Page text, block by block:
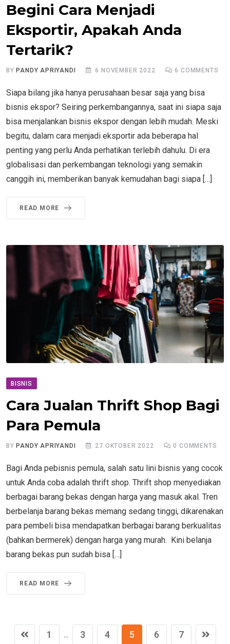
Begini Cara Menjadi
Eksportir, Apakah Anda
Tertarik?
BY PANDY APRIYANDI 6 NOVEMBER 2022 6 COMMENTS
Siapa bilang jika hanya perusahaan besar saja yang bisa
bisnis ekspor? Seiring perkembangannya, saat ini siapa saja
bisa menjalankan bisnis ekspor dengan lebih mudah. Meski
begitu, dalam cara menjadi eksportir ada beberapa hal
penting yang perlu Anda perhatikan terlebih dahulu. Di era
globalisasi dan perkembangan teknologi yang semakin
canggih ini, memberikan banyak kemudahan bagi siapa […]
READ MORE
BISNIS
Cara Jualan Thrift Shop Bagi
Para Pemula
BYPANDY APRIYANDI 27 OKTOBER 2022 0 COMMENTS
Bagi Anda pebisnis pemula, salah satu lini bisnis yang cocok
untuk Anda coba adalah thrift shop. Thrift shop menyediakan
berbagai barang bekas dengan harga yang masuk akal. Tren
berbelanja barang bekas memang sedang tinggi, dikarenakan
para pembeli bisa mendapatkan berbagai barang berkualitas
(bahkan bermerek) dengan harga yang murah. Kini belanja
barang bekas pun sudah bisa […]
READ MORE
1 ... 3 4 5 6 7